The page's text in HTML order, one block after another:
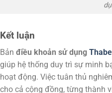
Kết luận
Bản điều khoản sử dụng
giúp hệ thống duy trì sự minh
hoạt động. Việc tuân thủ
cho cả cộng đồng, từng thành